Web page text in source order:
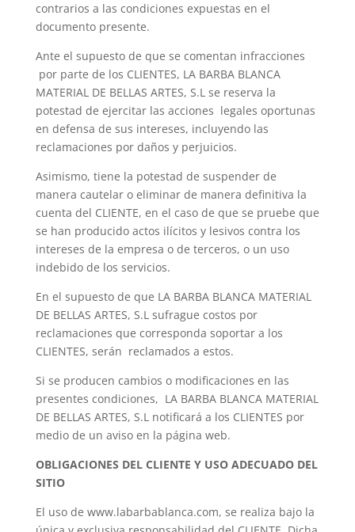
contrarios a las condiciones expuestas en el
documento presente.
Ante el supuesto de que se comentan infracciones
por parte de los CLIENTES, LA BARBA BLANCA
MATERIAL DE BELLAS ARTES, S.L se reserva la
potestad de ejercitar las acciones legales oportunas
en defensa de sus intereses, incluyendo las
reclamaciones por daños y perjuicios.
Asimismo, tiene la potestad de suspender de
manera cautelar o eliminar de manera definitiva la
cuenta del CLIENTE, en el caso de que se pruebe que
se han producido actos ilícitos y lesivos contra los
intereses de la empresa o de terceros, o un uso
indebido de los servicios.
En el supuesto de que LA BARBA BLANCA MATERIAL
DE BELLAS ARTES, S.L sufrague costos por
reclamaciones que corresponda soportar a los
CLIENTES, serán reclamados a estos.
Si se producen cambios o modificaciones en las
presentes condiciones, LA BARBA BLANCA MATERIAL
DE BELLAS ARTES, S.L notificará a los CLIENTES por
medio de un aviso en la página web.
OBLIGACIONES DEL CLIENTE Y USO ADECUADO DEL
SITIO
El uso de www.labarbablanca.com, se realiza bajo la